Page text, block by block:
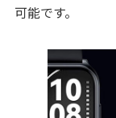
可能です。